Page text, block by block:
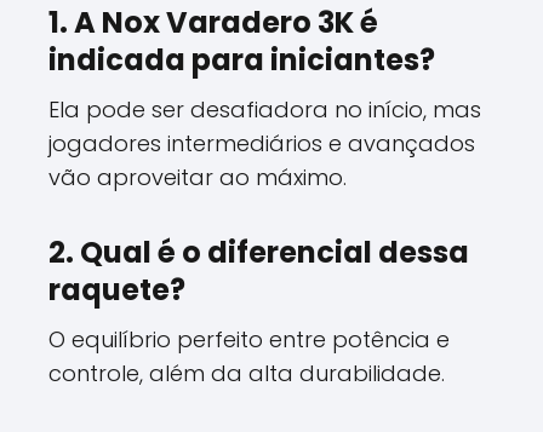
1. A Nox Varadero 3K é
indicada para iniciantes?
Ela pode ser desafiadora no início, mas
jogadores intermediários e avançados
vão aproveitar ao máximo.
2. Qual é o diferencial dessa
raquete?
O equilíbrio perfeito entre potência e
controle, além da alta durabilidade.